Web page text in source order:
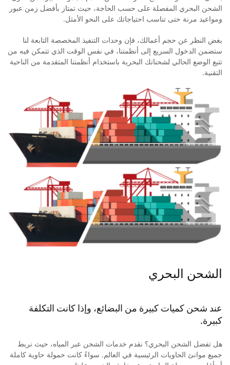
الشحن البحري المفصلة على حسب الحاجة، حيث تمتاز بأفضل زمن عبور
ومواعيد مرنة حتى تناسب احتياجاتك على النحو الأمثل.
بغض النظر عن حجم أعمالك، فإن وحدات التنفيذ المخصصة التابعة لنا
ستضمن الدخول السريع إلى أنظمتنا، في نفس الوقت الذي تتمكن فيه من
تتبع الوضع الحالي لشحناتك البحرية باستخدام أنظمتنا المتقدمة من الناحية
التقنية.
الشحن البحري
عند شحن كميات كبيرة من البضائع، وإذا كانت التكلفة
كبيرة.
هل تفضل الشحن البحري؟ نقدم خدمات الشحن عبر المياه، حيث نربط
جميع موانئ الحاويات الرئيسية في العالم. سواءً كانت حمولة حاوية كاملة